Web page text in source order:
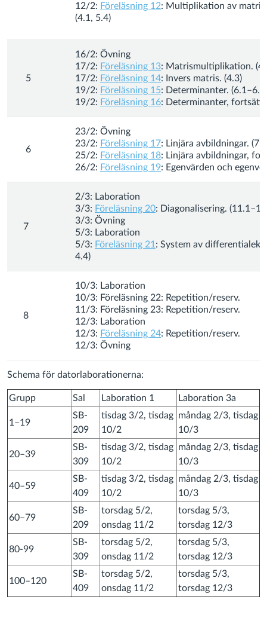
12/2: Föreläsning 12: Multiplikation av matris
(4.1, 5.4)
5
16/2: Övning
17/2: Föreläsning 13: Matrismultiplikation.
17/2: Föreläsning 14: Invers matris. (4.3)
19/2: Föreläsning 15: Determinanter. (6.1–6.6)
19/2: Föreläsning 16: Determinanter,
6
23/2: Övning
23/2: Föreläsning 17: Linjära avbildningar.
25/2: Föreläsning 18: Linjära avbildningar,
26/2: Föreläsning 19: Egenvärden och
7
2/3: Laboration
3/3: Föreläsning 20: Diagonalisering.
3/3: Övning
5/3: Laboration
5/3: Föreläsning 21 : System av
4.4)
8
10/3: Laboration
10/3: Föreläsning 22: Repetition/reserv.
11/3: Föreläsning 23: Repetition/reserv.
12/3: Laboration
12/3: Föreläsning 24: Repetition/reserv.
12/3: Övning
Schema för datorlaborationerna:
Grupp Sal Laboration 1 Laboration 3a
1–19
SB-
209
tisdag 3/2, tisdag
10/2
måndag 2/3, tisdag
10/3
20–39
SB-
309
tisdag 3/2, tisdag
10/2
måndag 2/3, tisdag
10/3
40–59
SB-
409
tisdag 3/2, tisdag
10/2
måndag 2/3, tisdag
10/3
60–79
SB-
209
torsdag 5/2,
onsdag 11/2
torsdag 5/3,
torsdag 12/3
80-99
SB-
309
torsdag 5/2,
onsdag 11/2
torsdag 5/3,
torsdag 12/3
100–120
SB-
409
torsdag 5/2,
onsdag 11/2
torsdag 5/3,
torsdag 12/3